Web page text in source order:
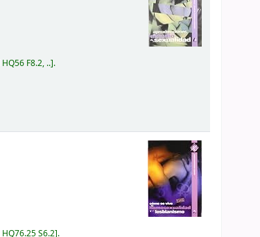
HQ56 F8.2, .. .
HQ76.25 S6.2 .